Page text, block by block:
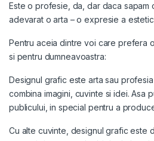
Este o profesie, da, dar daca sapam
adevarat o arta – o expresie a
Pentru aceia dintre voi care prefera
si pentru dumneavoastra:
Designul grafic este arta sau
combina imagini, cuvinte si idei. Asa
publicului, in special pentru a
Cu alte cuvinte, designul grafic este